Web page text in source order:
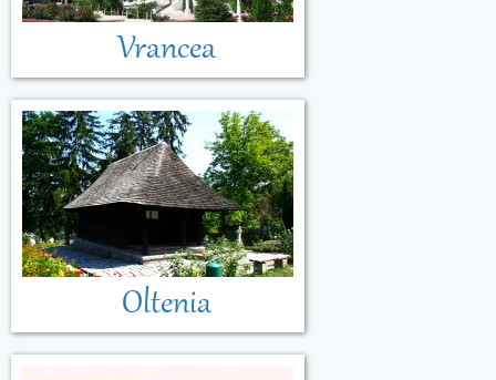
Vrancea
Oltenia